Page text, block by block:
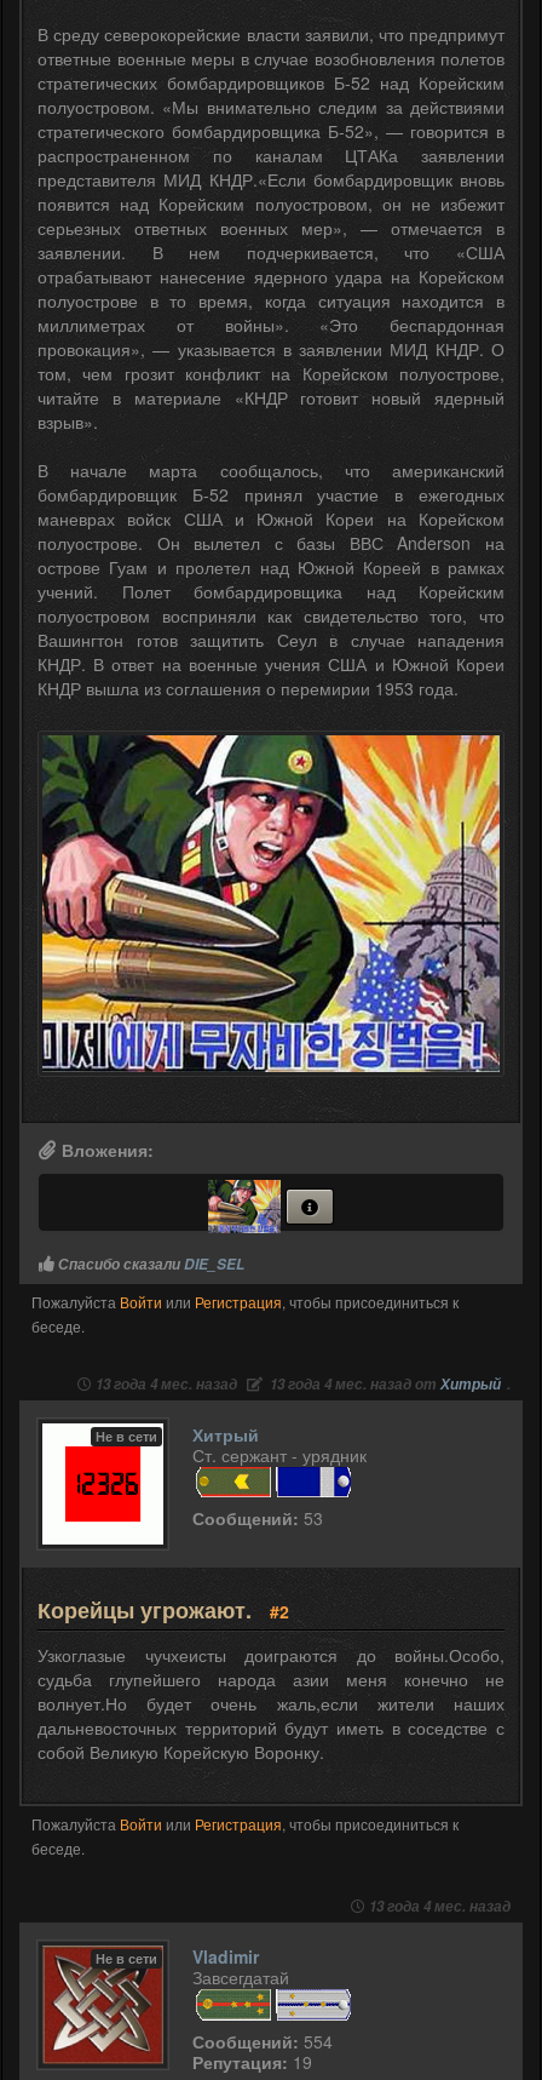
В среду северокорейские власти заявили, что предпримут
ответные военные меры в случае возобновления полетов
стратегических бомбардировщиков Б-52 над Корейским
полуостровом. «Мы внимательно следим за действиями
стратегического бомбардировщика Б-52», — говорится в
распространенном по каналам ЦТАКа заявлении
представителя МИД КНДР.«Если бомбардировщик вновь
появится над Корейским полуостровом, он не избежит
серьезных ответных военных мер», — отмечается в
заявлении. В нем подчеркивается, что «США
отрабатывают нанесение ядерного удара на Корейском
полуострове в то время, когда ситуация находится в
миллиметрах от войны». «Это беспардонная
провокация», — указывается в заявлении МИД КНДР. О
том, чем грозит конфликт на Корейском полуострове,
читайте в материале «КНДР готовит новый ядерный
взрыв».
В начале марта сообщалось, что американский
бомбардировщик Б-52 принял участие в ежегодных
маневрах войск США и Южной Кореи на Корейском
полуострове. Он вылетел с базы ВВС Anderson на
острове Гуам и пролетел над Южной Кореей в рамках
учений. Полет бомбардировщика над Корейским
полуостровом восприняли как свидетельство того, что
Вашингтон готов защитить Сеул в случае нападения
КНДР. В ответ на военные учения США и Южной Кореи
КНДР вышла из соглашения о перемирии 1953 года.
Вложения:
Спасибо сказалиDIE_SEL
Пожалуйста Войти или Регистрация, чтобы присоединиться к
беседе.
13 года 4 мес. назад 13 года 4 мес. назад отХитрый .
Не в сети
Хитрый
Ст. сержант - урядник
Сообщений: 53
Корейцы угрожают.
#2
Узкоглазые чучхеисты доиграются до войны.Особо,
судьба глупейшего народа азии меня конечно не
волнует.Но будет очень жаль,если жители наших
дальневосточных территорий будут иметь в соседстве с
собой Великую Корейскую Воронку.
Пожалуйста Войти или Регистрация, чтобы присоединиться к
беседе.
13 года 4 мес. назад
Не в сети
Vladimir
Завсегдатай
Сообщений: 554
Репутация: 19